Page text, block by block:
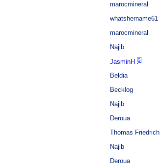
marocmineral
whatshername61
marocmineral
Najib
JasminH
Beldia
Becklog
Najib
Deroua
Thomas Friedrich
Najib
Deroua